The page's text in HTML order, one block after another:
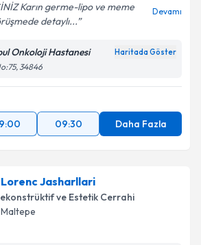
Karın germe-lipo ve meme
detaylı...
Devamı
Onkoloji Hastanesi Haritada Göster
34846
09:30 Daha Fazla
Lorenc Jasharllari
ve Estetik Cerrahi